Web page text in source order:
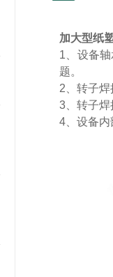
加大型纸
1 、设备
题。
2 、转子
3 、转子
4 、设备